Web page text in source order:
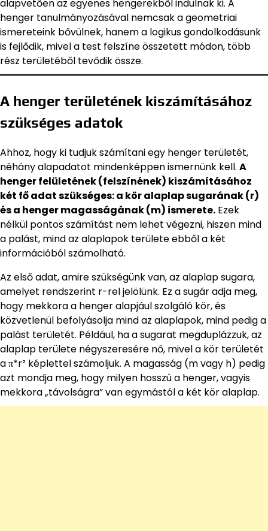
alapvetően az egyenes hengerekből indulnak ki. A
henger tanulmányozásával nemcsak a geometriai
ismereteink bővülnek, hanem a logikus gondolkodásunk
is fejlődik, mivel a test felszíne összetett módon, több
rész területéből tevődik össze.
A henger területének kiszámításához
szükséges adatok
Ahhoz, hogy ki tudjuk számítani egy henger területét,
néhány alapadatot mindenképpen ismernünk kell. A
henger felületének (felszínének) kiszámításához
két fő adat szükséges: a kör alaplap sugarának (r)
és a henger magasságának (m) ismerete. Ezek
nélkül pontos számítást nem lehet végezni, hiszen mind
a palást, mind az alaplapok területe ebből a két
információból számolható.
Az első adat, amire szükségünk van, az alaplap sugara,
amelyet rendszerint r-rel jelölünk. Ez a sugár adja meg,
hogy mekkora a henger alapjául szolgáló kör, és
közvetlenül befolyásolja mind az alaplapok, mind pedig a
palást területét. Például, ha a sugarat megduplázzuk, az
alaplap területe négyszeresére nő, mivel a kör területét
a π*r² képlettel számoljuk. A magasság (m vagy h) pedig
azt mondja meg, hogy milyen hosszú a henger, vagyis
mekkora „távolságra” van egymástól a két kör alaplap.